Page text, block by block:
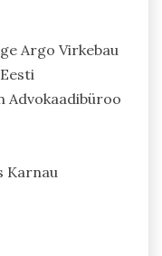
Argo Virkebau
Advokaadibüroo
Karnau